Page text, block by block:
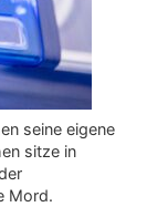
seine eigene
sitze in
Mord.